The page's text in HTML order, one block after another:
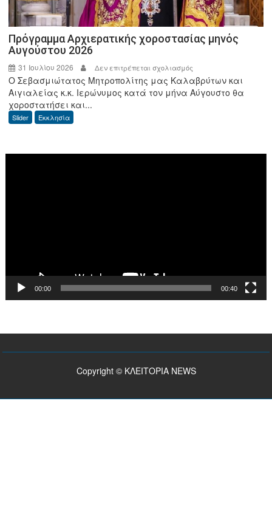
Πρόγραμμα Αρχιερατικής χοροστασίας μηνός
Αυγούστου 2026
31 Ιουλίου 2026 Δεν επιτρέπεται σχολιασμός
Πρόγραμμα
Αρχιερατικής
Ο Σεβασμιώτατος Μητροπολίτης μας Καλαβρύτων και
Αιγιαλείας κ.κ. Ιερώνυμος κατά τον μήνα Αύγουστο θα
χοροστατήσει και...
Slider Εκκλησία
00:00 00:40
Copyright © ΚΛΕΙΤΟΡΙΑ NEWS